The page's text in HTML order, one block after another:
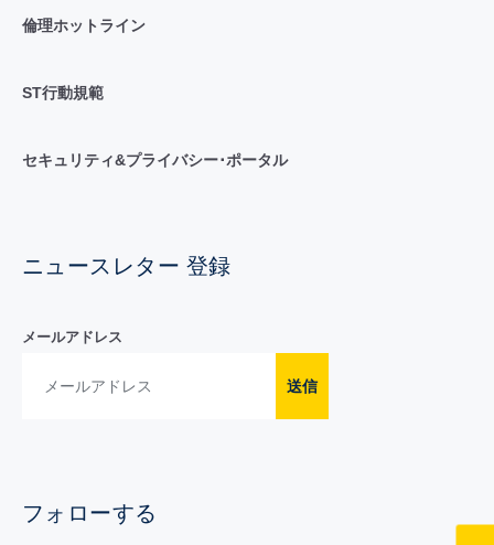
倫理ホットライン
ST行動規範
セキュリティ&プライバシー･ポータル
ニュースレター 登録
メールアドレス
送信
フォローする